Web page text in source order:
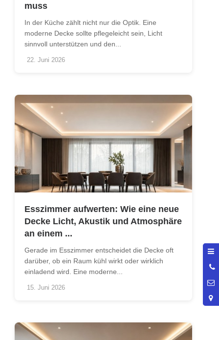
muss
In der Küche zählt nicht nur die Optik. Eine
moderne Decke sollte pflegeleicht sein, Licht
sinnvoll unterstützen und den...
22. Juni 2026
Esszimmer aufwerten: Wie eine neue
Decke Licht, Akustik und Atmosphäre
an einem ...
Gerade im Esszimmer entscheidet die Decke oft
darüber, ob ein Raum kühl wirkt oder wirklich
einladend wird. Eine moderne...
15. Juni 2026